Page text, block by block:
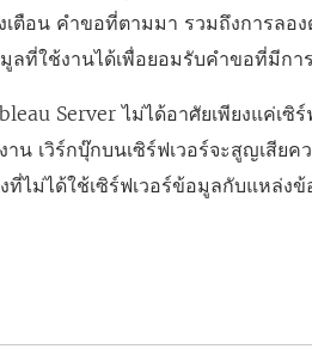
เตือน คำขอที่ตามมา รวมถึงการลอง
ลที่ใช้งานได้เพื่อยอมรับคำขอที่มีกา
Server ไม่ได้อาศัยเพียงแค่เซิ
าน เวิร์กบุ๊กบนเซิร์ฟเวอร์จะสูญเสี
ที่ไม่ได้ใช้เซิร์ฟเวอร์ข้อมูลกับแหล่ง